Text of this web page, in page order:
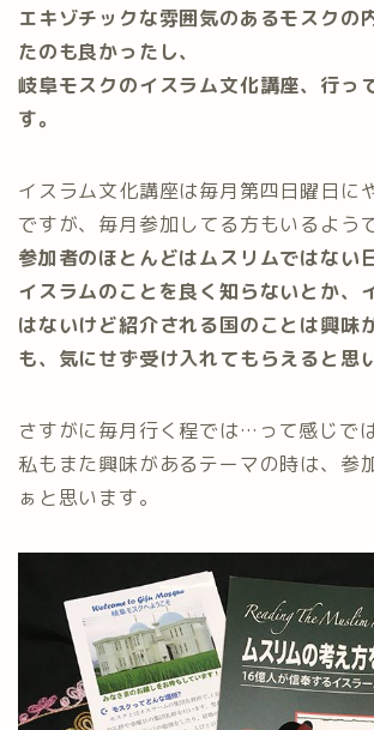
エキゾチックな雰囲気のあるモスクの
たのも良かったし、
岐阜モスクのイスラム文化講座、行っ
す。
イスラム文化講座は毎月第四日曜日に
ですが、毎月参加してる方もいるようで
参加者のほとんどはムスリムではない
イスラムのことを良く知らないとか、
はないけど紹介される国のことは興味
も、気にせず受け入れてもらえると思
さすがに毎月行く程では…って感じで
私もまた興味があるテーマの時は、参
ぁと思います。